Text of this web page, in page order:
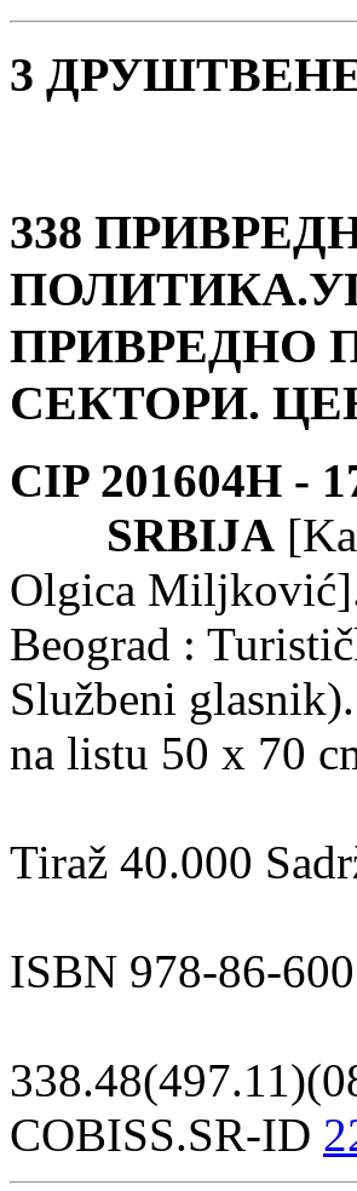
3
338
ПРИВРЕДНО
СЕКТОРИ.
CIP 201604Н -
SRBIJA
Olgica
Beograd :
Službeni
na listu 50 x 70
Tiraž 40.000
ISBN 978-86-
COBISS.SR-ID